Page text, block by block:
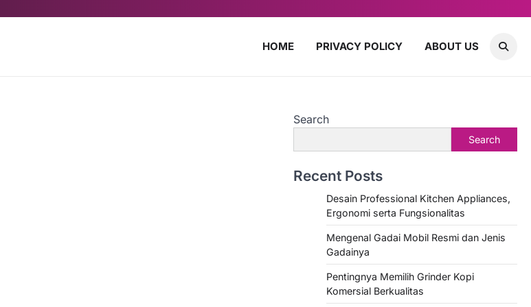
HOME PRIVACY POLICY ABOUT US
Search
Search
Recent Posts
Desain Professional Kitchen Appliances,
Ergonomi serta Fungsionalitas
Mengenal Gadai Mobil Resmi dan Jenis
Gadainya
Pentingnya Memilih Grinder Kopi
Komersial Berkualitas